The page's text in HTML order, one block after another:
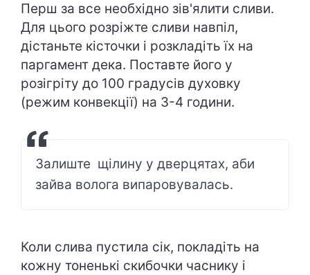
Перш за все необхідно зів'ялити сливи.
Для цього розріжте сливи навпіл,
дістаньте кісточки і розкладіть їх на
паргамент дека. Поставте його у
розігріту до 100 градусів духовку
(режим конвекції) на 3-4 години.
Залиште щілину у дверцятах, аби
зайва волога випаровувалась.
Коли слива пустила сік, покладіть на
кожну тоненькі скибочки часнику і